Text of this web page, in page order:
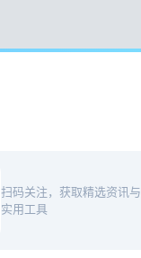
扫码关注，获取精选资讯与
实用工具